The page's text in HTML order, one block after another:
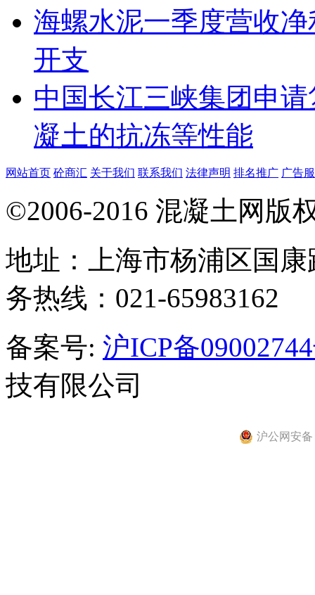
海螺水泥一季度营收
开支
中国长江三峡集团申
凝土的抗冻等性能
网站首页 砼商汇 关于我们 联系我们 法律声明 排名推广 广告
©2006-2016 混凝土网版
地址：上海市杨浦区国
务热线：021-65983162
备案号: 沪ICP备
技有限公司
沪公网安备